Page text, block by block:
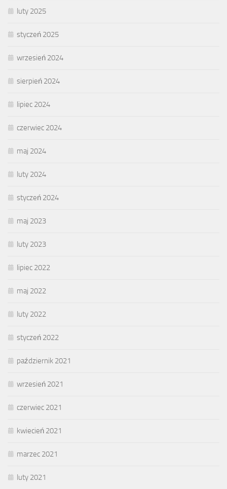
luty 2025
styczeń 2025
wrzesień 2024
sierpień 2024
lipiec 2024
czerwiec 2024
maj 2024
luty 2024
styczeń 2024
maj 2023
luty 2023
lipiec 2022
maj 2022
luty 2022
styczeń 2022
październik 2021
wrzesień 2021
czerwiec 2021
kwiecień 2021
marzec 2021
luty 2021